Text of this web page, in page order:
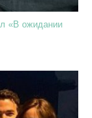
«В ожидании